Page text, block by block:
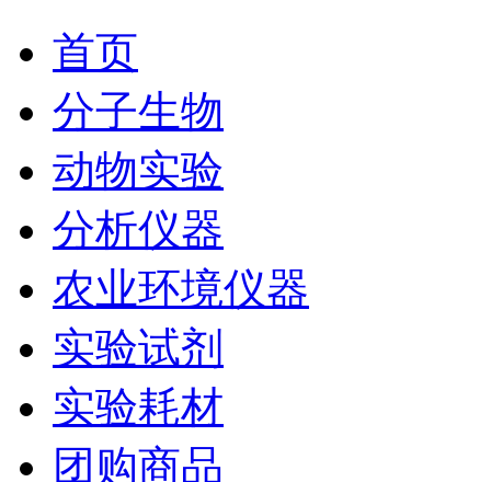
首页
分子生物
动物实验
分析仪器
农业环境仪器
实验试剂
实验耗材
团购商品